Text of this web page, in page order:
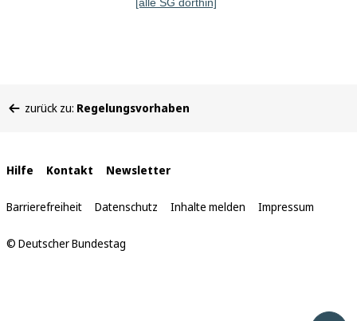
befinden
zurück zu: Regelungsvorhaben
Interne
Links
Hilfe Kontakt Newsletter
Barrierefreiheit Datenschutz Inhalte melden Impressum
© Deutscher Bundestag